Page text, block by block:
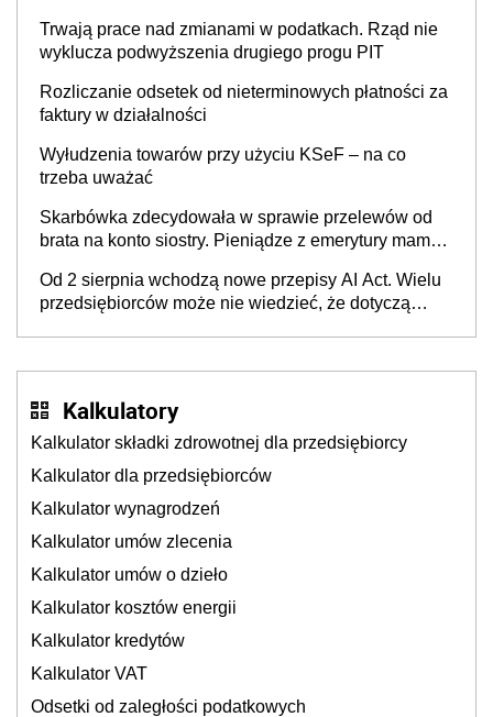
Trwają prace nad zmianami w podatkach. Rząd nie
wyklucza podwyższenia drugiego progu PIT
Rozliczanie odsetek od nieterminowych płatności za
faktury w działalności
Wyłudzenia towarów przy użyciu KSeF – na co
trzeba uważać
Skarbówka zdecydowała w sprawie przelewów od
brata na konto siostry. Pieniądze z emerytury mamy
będzie
Od 2 sierpnia wchodzą nowe przepisy AI Act. Wielu
przedsiębiorców może nie wiedzieć, że dotyczą
Kalkulatory
Kalkulator składki zdrowotnej dla przedsiębiorcy
Kalkulator dla przedsiębiorców
Kalkulator wynagrodzeń
Kalkulator umów zlecenia
Kalkulator umów o dzieło
Kalkulator kosztów energii
Kalkulator kredytów
Kalkulator VAT
Odsetki od zaległości podatkowych